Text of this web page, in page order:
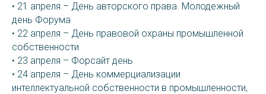
• 21 апреля – День авторского права. Молодежный
день Форума
• 22 апреля – День правовой охраны промышленной
собственности
• 23 апреля – Форсайт день
• 24 апреля – День коммерциализации
интеллектуальной собственности в промышленности,